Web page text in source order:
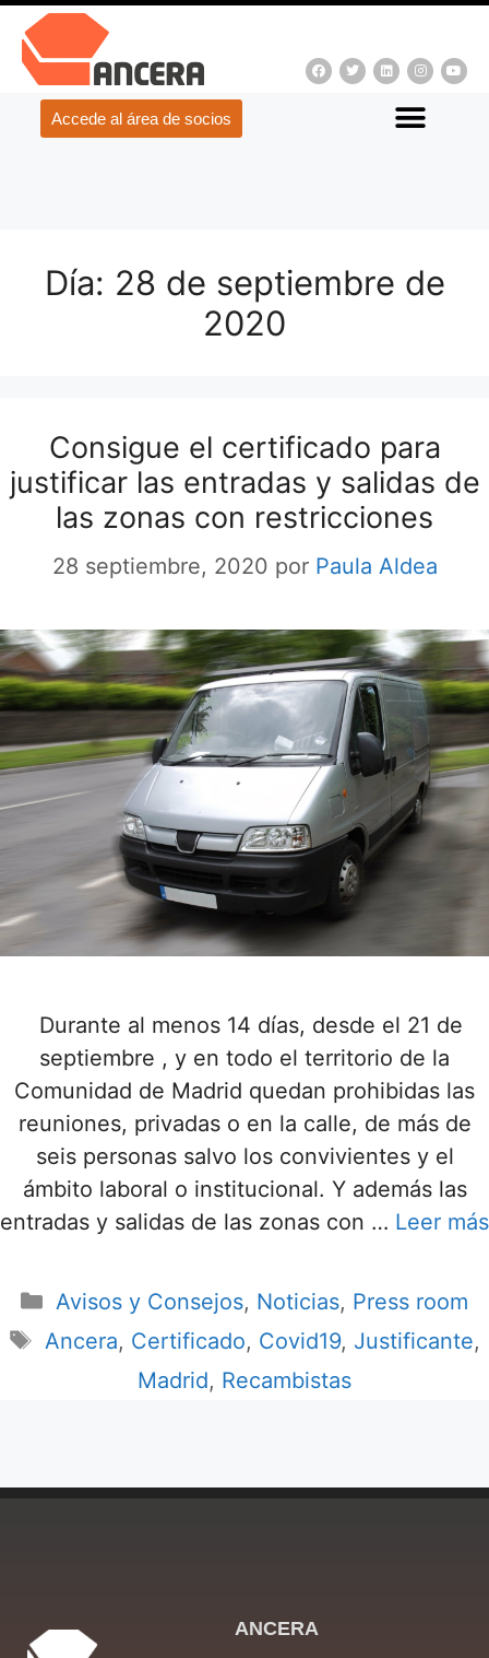
Accede al área de socios
Día: 28 de septiembre de
2020
Consigue el certificado para
justificar las entradas y salidas de
las zonas con restricciones
28 septiembre, 2020 por Paula Aldea
Durante al menos 14 días, desde el 21 de
septiembre , y en todo el territorio de la
Comunidad de Madrid quedan prohibidas las
reuniones, privadas o en la calle, de más de
seis personas salvo los convivientes y el
ámbito laboral o institucional. Y además las
entradas y salidas de las zonas con … Leer más
Avisos y Consejos, Noticias, Press room
Ancera, Certificado, Covid19, Justificante,
Madrid, Recambistas
ANCERA